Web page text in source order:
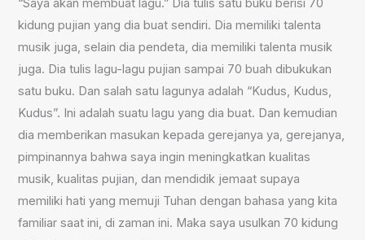
“Saya akan membuat lagu.” Dia tulis satu buku berisi 70
kidung pujian yang dia buat sendiri. Dia memiliki talenta
musik juga, selain dia pendeta, dia memiliki talenta musik
juga. Dia tulis lagu-lagu pujian sampai 70 buah dibukukan
satu buku. Dan salah satu lagunya adalah “Kudus, Kudus,
Kudus”. Ini adalah suatu lagu yang dia buat. Dan kemudian
dia memberikan masukan kepada gerejanya ya, gerejanya,
pimpinannya bahwa saya ingin meningkatkan kualitas
musik, kualitas pujian, dan mendidik jemaat supaya
memiliki hati yang memuji Tuhan dengan bahasa yang kita
familiar saat ini, di zaman ini. Maka saya usulkan 70 kidung